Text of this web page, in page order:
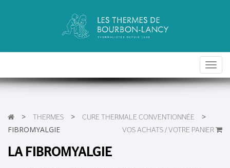
> THERMES > CURE THERMALE CONVENTIONNÉE
>
FIBROMYALGIE
VOS ACHATS / VOTRE PANIER
LA FIBROMYALGIE